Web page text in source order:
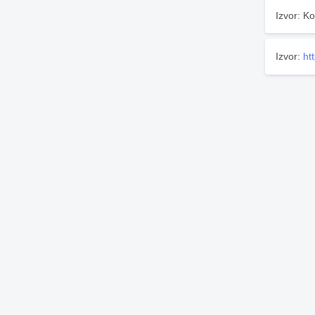
Izvor:
Izvor: